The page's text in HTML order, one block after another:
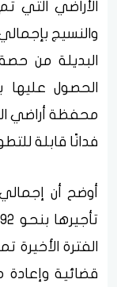
الأراضي التي
البديلة من
فدانًا قابلة
أوضح أن
الفترة
قضائية